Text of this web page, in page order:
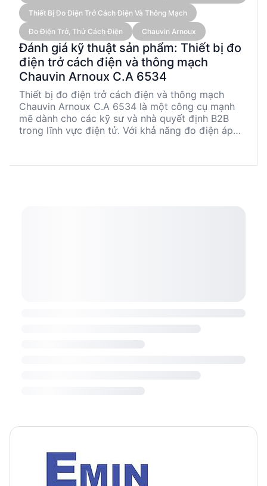
Thiết Bị Đo Điện Trở Cách Điện Và Thông Mạch
Đo Điện Trở, Thử Cách Điện Chauvin Arnoux
Đánh giá kỹ thuật sản phẩm: Thiết bị đo
điện trở cách điện và thông mạch
Chauvin Arnoux C.A 6534
Thiết bị đo điện trở cách điện và thông mạch
Chauvin Arnoux C.A 6534 là một công cụ mạnh
mẽ dành cho các kỹ sư và nhà quyết định B2B
trong lĩnh vực điện tử. Với khả năng đo điện áp
tiêu chuẩn IEC 61557 và cung cấp khả năng lưu